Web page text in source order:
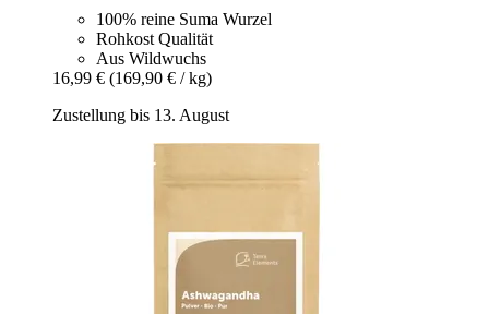
100% reine Suma Wurzel
Rohkost Qualität
Aus Wildwuchs
16,99 € (169,90 € / kg)
Zustellung bis 13. August